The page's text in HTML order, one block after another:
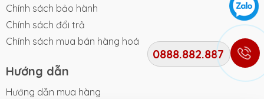
Chính sách bảo hành
Chính sách đổi trả
Chính sách mua bán hàng hoá
Hướng dẫn
Hướng dẫn mua hàng
0888.882.887